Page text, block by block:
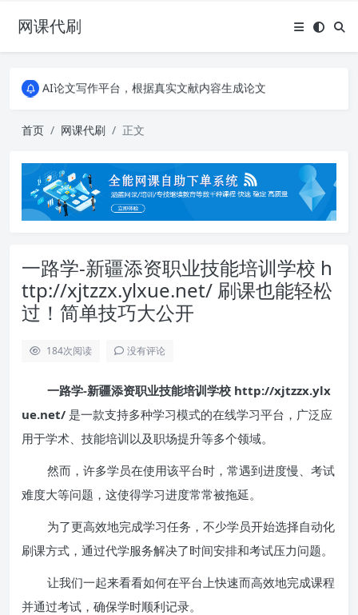
网课代刷
AI论文写作平台，根据真实文献内容生成论文
全能网课平台，大学生网课、成教、培训、继续教育。现已接入代刷代考项目3000+
全能网课平台，大学生网课、成教、培训、继续教育。现已接入代刷代考项目3000+
首页 网课代刷 正文
一路学-新疆添资职业技能培训学校 h
ttp://xjtzzx.ylxue.net/ 刷课也能轻松
过！简单技巧大公开
184次阅读 没有评论
一路学-新疆添资职业技能培训学校 http://xjtzzx.ylx
ue.net/ 是一款支持多种学习模式的在线学习平台，广泛应
用于学术、技能培训以及职场提升等多个领域。
然而，许多学员在使用该平台时，常遇到进度慢、考试
难度大等问题，这使得学习进度常常被拖延。
为了更高效地完成学习任务，不少学员开始选择自动化
刷课方式，通过代学服务解决了时间安排和考试压力问题。
让我们一起来看看如何在平台上快速而高效地完成课程
并通过考试，确保学时顺利记录。